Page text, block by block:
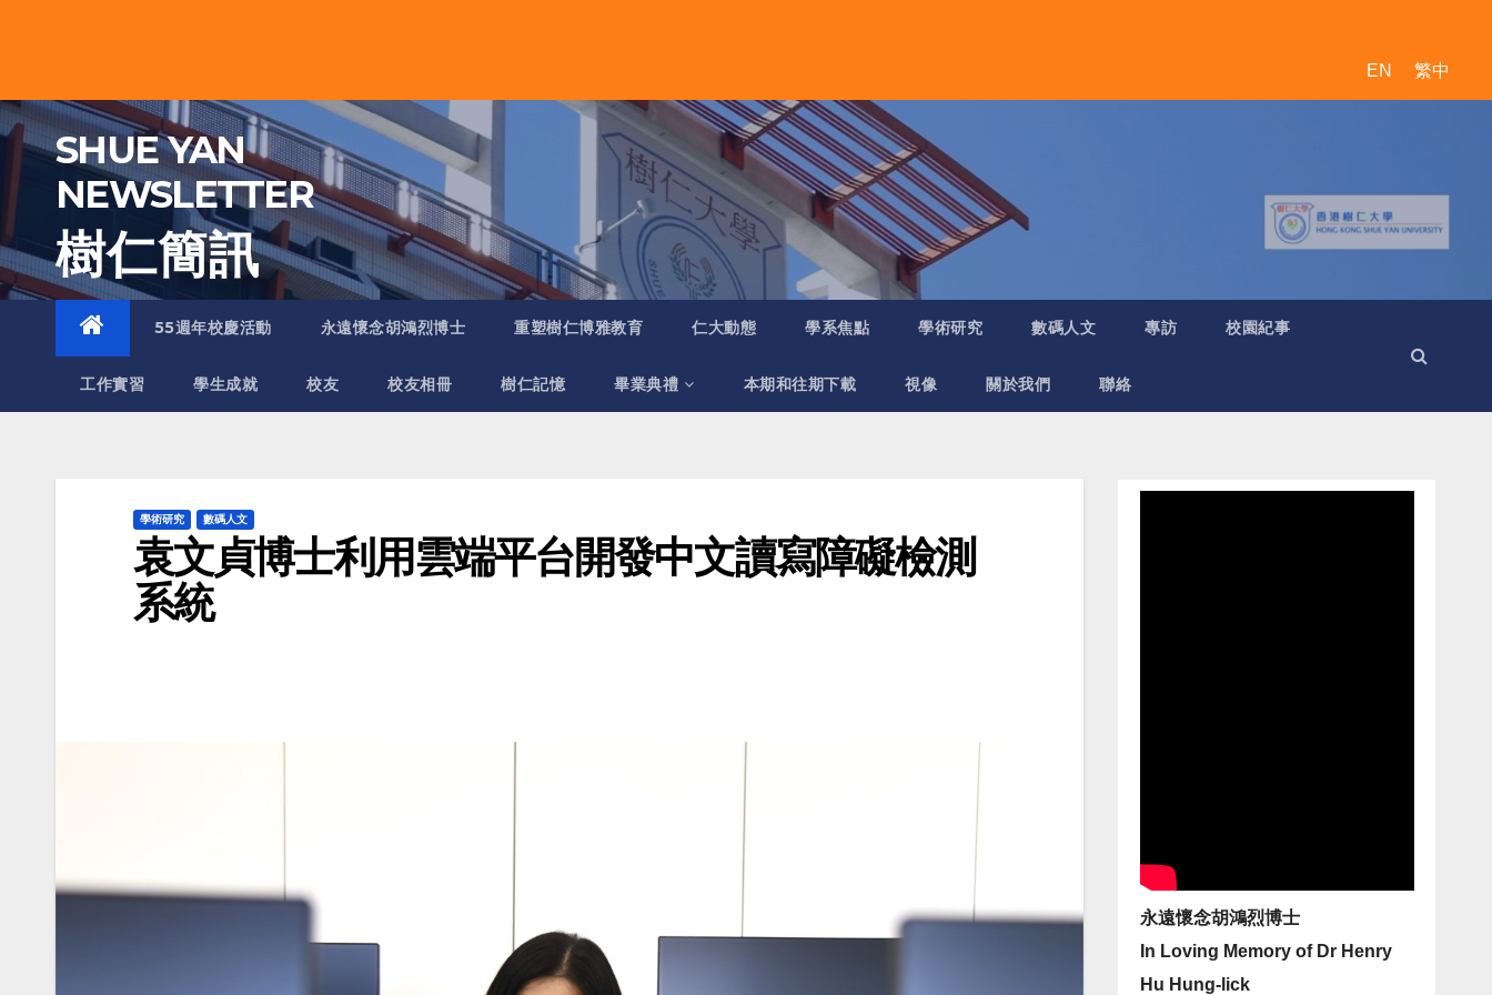
EN 繁中
SHUE YAN
NEWSLETTER
樹 仁 簡 訊
55週年校慶活動 永遠懷念胡鴻烈博士 重塑樹仁博雅教育 仁大動態 學系焦點 學術研究 數碼人文 專訪 校園紀事
工作實習 學生成就 校友 校友相冊 樹仁記憶 畢業典禮 本期和往期下載 視像 關於我們 聯絡
學術研究 數碼人文
袁文貞博士利用雲端平台開發中文讀寫障礙檢測
系統
永遠懷念胡鴻烈博士
In Loving Memory of Dr Henry
Hu Hung-lick